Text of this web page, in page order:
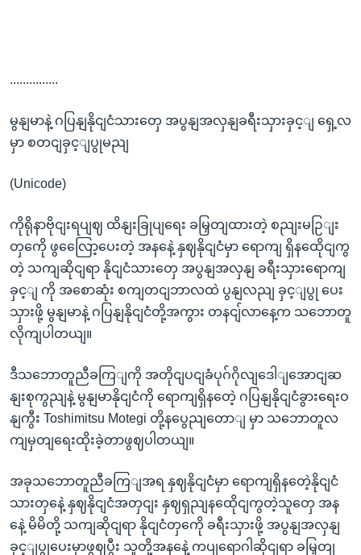
...............
မွနျမာနဲ့ ဂပြနျနိုငျငံသားတှေ အပွနျအလှနျခရီးသှားခှင့ျ ရှေ့လ
မှာ စတငျခှင့ျပွုမညျ
(Unicode)
ကိုရိုနာဗိုငျးရပျဈ ထိနျးခြုပျရေး ခမြှတျထားတဲ့ စညျးမဉြျး
တှကေို ဖွလြေော့ပေးတဲ့ အနနေဲ့ နှဈနိုငျငံမှာ ရောကျ ရှိနထေိုငျကွ
တဲ့ သကျဆိုငျရာ နိုငျငံသားတှေ အပွနျအလှနျ ခရီးသှားရောကျ
ခှင့ျ ကို အစောဆုံး စကျတငျဘာလထဲ ပွနျလညျ ခှင့ျပွု ပေး
သှားဖို့ မွနျမာနဲ့ ဂပြနျနိုငျငံတို့အကွား တနငျ်လာနေ့က သဘောတူ
လိုကျပါတယျ။
ဒီသဘောတူညီခကြျကို အတိုငျပငျခံပုဂ်ဂိုလျဒေါျအောငျဆ
နျးစုကွညျနဲ့ မွနျမာနိုငျငံကို ရောကျရှိနတေဲ့ ဂပြနျနိုငျငံခွားရေးဝ
နျကွီး Toshimitsu Motegi တို့နပွေညျတောျ မှာ သဘောတူလ
ကျမှတျရေးထိုးခဲ့တာဖွဈပါတယျ။
အခုသဘောတူညီခကြျအရ နှဈနိုငျငံမှာ ရောကျရှိနတေဲ့နိုငျငံ
သားတှနေဲ့ နှဈနိုငျငံအတှငျး နှဈရှညျနထေိုငျကွတဲ့သူတှေ အန
နေဲ့ မိမိတို့ သကျဆိုငျရာ နိုငျငံတှကေို ခရီးသှားဖို့ အပွနျအလှနျ
ခှင့ျပွုပေးမှာဖွဈပွီး သူတို့အနနေဲ့ ကပျရောဂါဆိုငျရာ ခမြှတျ